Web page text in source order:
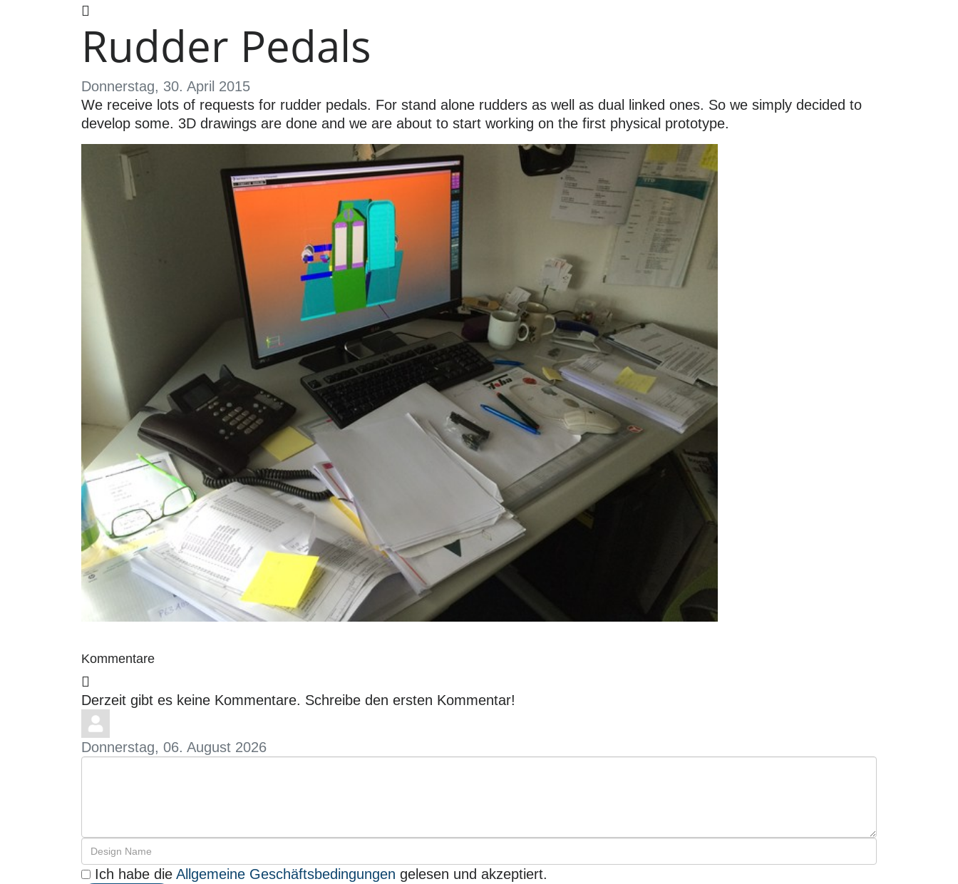
Rudder Pedals
Donnerstag, 30. April 2015
We receive lots of requests for rudder pedals. For stand alone rudders as well as dual linked ones. So we simply decided to
develop some. 3D drawings are done and we are about to start working on the first physical prototype.
Kommentare
Derzeit gibt es keine Kommentare. Schreibe den ersten Kommentar!
Donnerstag, 06. August 2026
Ich habe die Allgemeine Geschäftsbedingungen gelesen und akzeptiert.